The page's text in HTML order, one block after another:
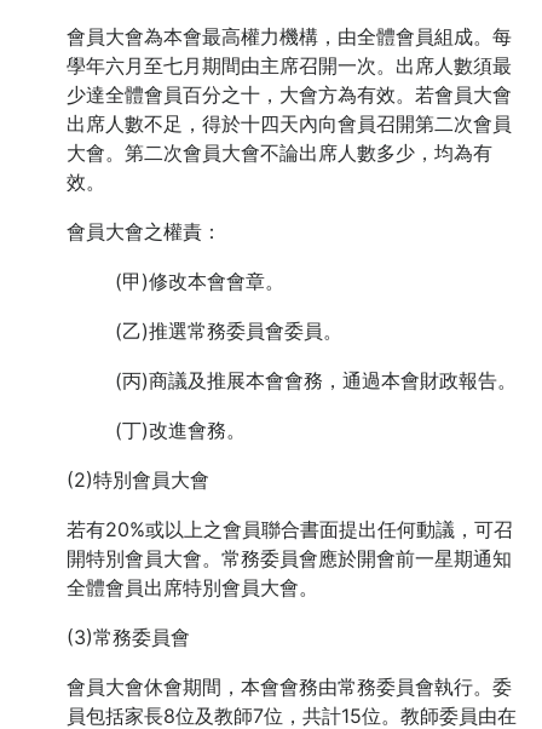
會員大會為本會最高權力機構，由全體會員組成。每
學年六月至七月期間由主席召開一次。出席人數須最
少達全體會員百分之十，大會方為有效。若會員大會
出席人數不足，得於十四天內向會員召開第二次會員
大會。第二次會員大會不論出席人數多少，均為有
效。
會員大會之權責：
(甲)修改本會會章。
(乙)推選常務委員會委員。
(丙)商議及推展本會會務，通過本會財政報告。
(丁)改進會務。
(2)特別會員大會
若有20%或以上之會員聯合書面提出任何動議，可召
開特別會員大會。常務委員會應於開會前一星期通知
全體會員出席特別會員大會。
(3)常務委員會
會員大會休會期間，本會會務由常務委員會執行。委
員包括家長8位及教師7位，共計15位。教師委員由在